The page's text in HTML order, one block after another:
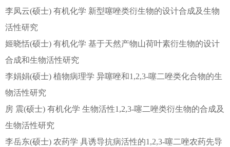
李凤云(硕士) 有机化学 新型噻唑类衍生物的设计合成及生物
活性研究
姬晓恬(硕士) 有机化学 基于天然产物山荷叶素衍生物的设计
合成和生物活性研究
李娟娟(硕士) 植物病理学 异噻唑和1,2,3-噻二唑类化合物的生
物活性研究
房 震(硕士) 有机化学 生物活性1,2,3-噻二唑类衍生物的合成及
生物活性研究
李岳东(硕士) 农药学 具诱导抗病活性的1,2,3-噻二唑农药先导